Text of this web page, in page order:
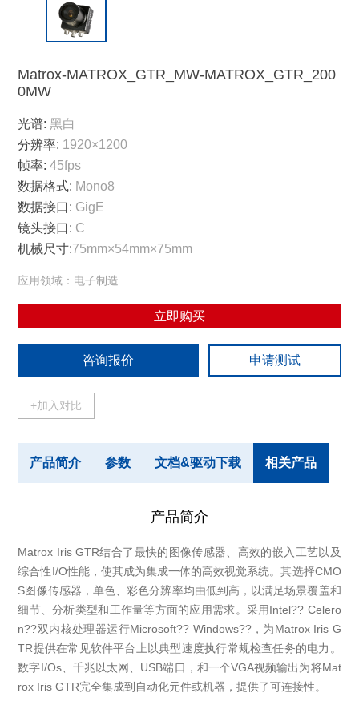
Matrox-MATROX_GTR_MW-MATROX_GTR_200
0MW
光谱:黑白
分辨率: 1920×1200
帧率:45fps
数据格式: Mono8
数据接口: GigE
镜头接口: C
机械尺寸:75mm×54mm×75mm
应用领域：电子制造
立即购买
咨询报价 申请测试
+加入对比
产品简介 参数 文档&驱动下载 相关产品
产品简介
Matrox Iris GTR结合了最快的图像传感器、高效的嵌入工艺以及
综合性I/O性能，使其成为集成一体的高效视觉系统。其选择CMO
S图像传感器，单色、彩色分辨率均由低到高，以满足场景覆盖和
细节、分析类型和工作量等方面的应用需求。采用Intel?? Celero
n??双内核处理器运行Microsoft?? Windows??，为Matrox Iris G
TR提供在常见软件平台上以典型速度执行常规检查任务的电力。
数字I/Os、千兆以太网、USB端口，和一个VGA视频输出为将Mat
rox Iris GTR完全集成到自动化元件或机器，提供了可连接性。